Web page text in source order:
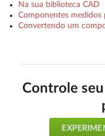
Na sua biblioteca CAD
Componentes
Convertendo um
Controle